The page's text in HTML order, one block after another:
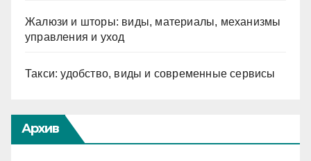
Жалюзи и шторы: виды, материалы, механизмы
управления и уход
Такси: удобство, виды и современные сервисы
Архив